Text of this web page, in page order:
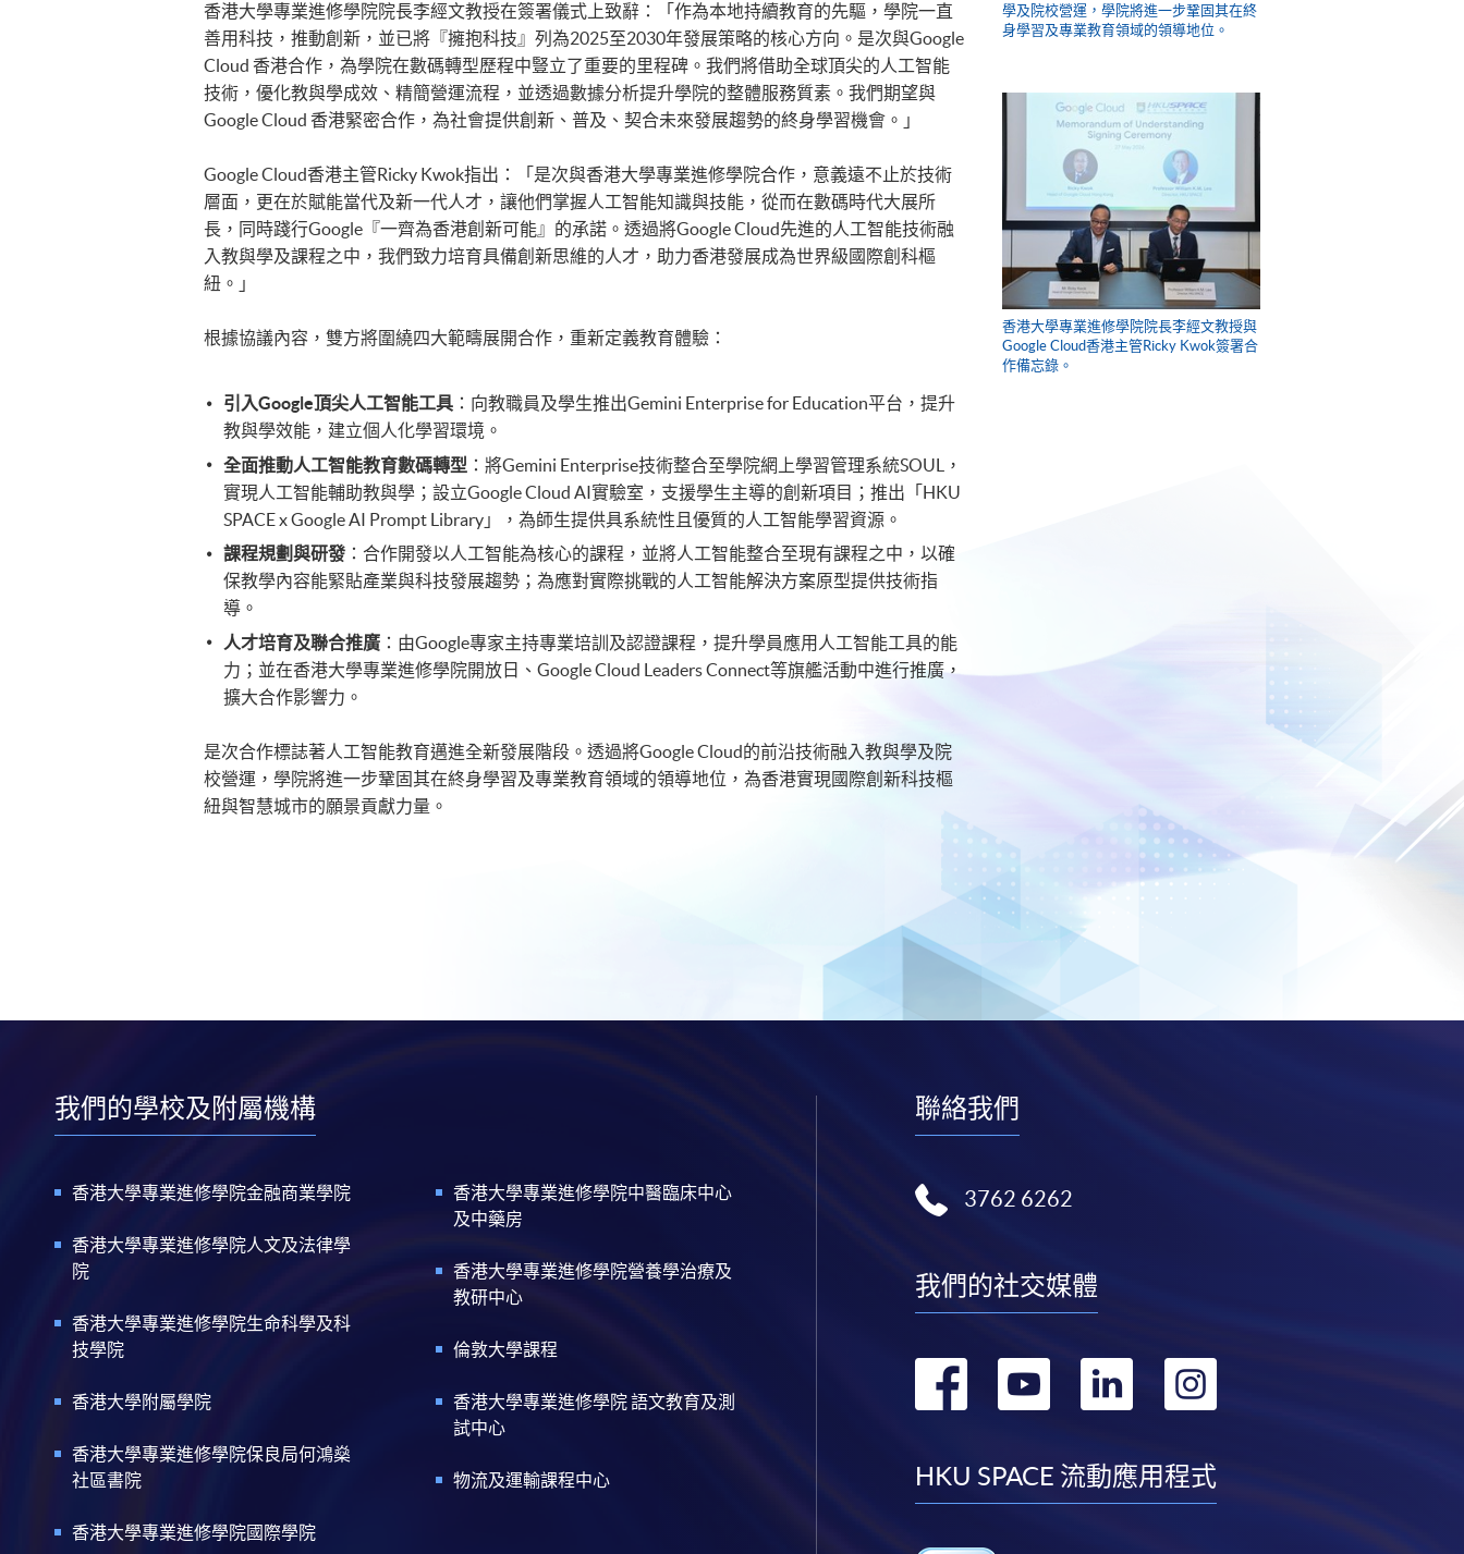
學及院校營運，學院將進一步鞏固其在終
身學習及專業教育領域的領導地位。
香港大學專業進修學院院長李經文教授與
Google Cloud香港主管Ricky Kwok簽署合
作備忘錄。
香港大學專業進修學院院長李經文教授在簽署儀式上致辭：「作為本地持續教育的先驅，學院一直
善用科技，推動創新，並已將『擁抱科技』列為2025至2030年發展策略的核心方向。是次與Google
Cloud 香港合作，為學院在數碼轉型歷程中豎立了重要的里程碑。我們將借助全球頂尖的人工智能
技術，優化教與學成效、精簡營運流程，並透過數據分析提升學院的整體服務質素。我們期望與
Google Cloud 香港緊密合作，為社會提供創新、普及、契合未來發展趨勢的終身學習機會。」
Google Cloud香港主管Ricky Kwok指出：「是次與香港大學專業進修學院合作，意義遠不止於技術
層面，更在於賦能當代及新一代人才，讓他們掌握人工智能知識與技能，從而在數碼時代大展所
長，同時踐行Google『一齊為香港創新可能』的承諾。透過將Google Cloud先進的人工智能技術融
入教與學及課程之中，我們致力培育具備創新思維的人才，助力香港發展成為世界級國際創科樞
紐。」
根據協議內容，雙方將圍繞四大範疇展開合作，重新定義教育體驗：
引入Google頂尖人工智能工具 ：向教職員及學生推出Gemini Enterprise for Education平台，提升
教與學效能，建立個人化學習環境。
全面推動人工智能教育數碼轉型 ：將Gemini Enterprise技術整合至學院網上學習管理系統SOUL，
實現人工智能輔助教與學；設立Google Cloud AI實驗室，支援學生主導的創新項目；推出「HKU
SPACE x Google AI Prompt Library」，為師生提供具系統性且優質的人工智能學習資源。
課程規劃與研發 ：合作開發以人工智能為核心的課程，並將人工智能整合至現有課程之中，以確
保教學內容能緊貼產業與科技發展趨勢；為應對實際挑戰的人工智能解決方案原型提供技術指
導。
人才培育及聯合推廣 ：由Google專家主持專業培訓及認證課程，提升學員應用人工智能工具的能
力；並在香港大學專業進修學院開放日、Google Cloud Leaders Connect等旗艦活動中進行推廣，
擴大合作影響力。
是次合作標誌著人工智能教育邁進全新發展階段。透過將Google Cloud的前沿技術融入教與學及院
校營運，學院將進一步鞏固其在終身學習及專業教育領域的領導地位，為香港實現國際創新科技樞
紐與智慧城市的願景貢獻力量。
我們的學校及附屬機構
香港大學專業進修學院金融商業學院
香港大學專業進修學院人文及法律學
院
香港大學專業進修學院生命科學及科
技學院
香港大學附屬學院
香港大學專業進修學院保良局何鴻燊
社區書院
香港大學專業進修學院國際學院
香港大學專業進修學院中醫臨床中心
及中藥房
香港大學專業進修學院營養學治療及
教研中心
倫敦大學課程
香港大學專業進修學院 語文教育及測
試中心
物流及運輸課程中心
聯絡我們
3762 6262
我們的社交媒體
轉
facebook
轉
youtube
轉
linkedin
轉
instagram
HKU SPACE 流動應用程式